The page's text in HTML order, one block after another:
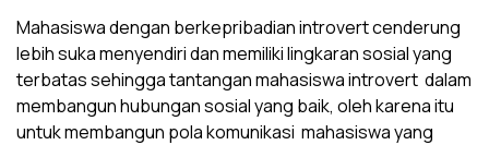
Mahasiswa dengan berkepribadian introvert cenderung
lebih suka menyendiri dan memiliki lingkaran sosial yang
terbatas sehingga tantangan mahasiswa introvert dalam
membangun hubungan sosial yang baik, oleh karena itu
untuk membangun pola komunikasi mahasiswa yang